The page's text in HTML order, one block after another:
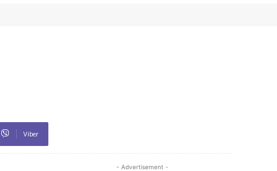
Viber
- Advertisement -